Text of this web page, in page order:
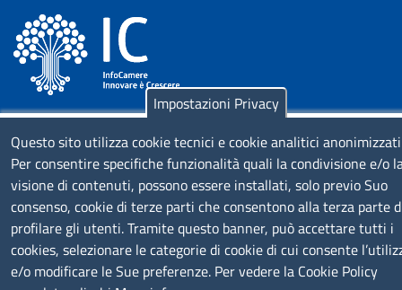
SEGUICI SU
MENÙ PRIVACY
Note legali Privacy e cookie policy Accesso riservato
Impostazioni Privacy
Questo sito utilizza cookie tecnici e cookie analitici
Per consentire specifiche funzionalità quali la condivisione e/o
visione di contenuti, possono essere installati, solo previo Suo
consenso, cookie di terze parti che consentono alla terza parte
profilare gli utenti. Tramite questo banner, può accettare tutti i
cookies, selezionare le categorie di cookie di cui consente
e/o modificare le Sue preferenze. Per vedere la Cookie Policy